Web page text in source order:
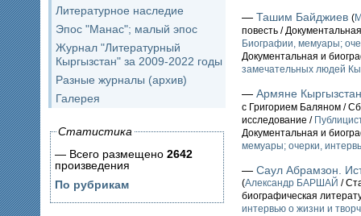
Литературное наследие
Эпос "Манас"; малый эпос
Журнал "Литературный
Кыргызстан" за 2009-2022 годы
Разные журналы (архив)
Галерея
Статистика
— Всего размещено 2642
произведения
По рубрикам
— Ташим Байджиев (
повесть /
Биографии, мемуары;
Документальная и
замечательных людей
— Армяне
с Григорием Баляном /
исследование /
Документальная и
мемуары; очерки,
— Саул Абрамзон.
(Александр БАРШАЙ /
биографическая
интервью о жизни и